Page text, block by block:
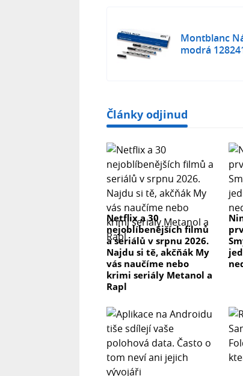
Montblanc
modrá
Články odjinud
Netflix a 30
nejoblíbenějších filmů
a seriálů v srpnu 2026.
Najdu si tě, akčňák My
vás naučíme nebo
krimi seriály Metanol a
Rapl